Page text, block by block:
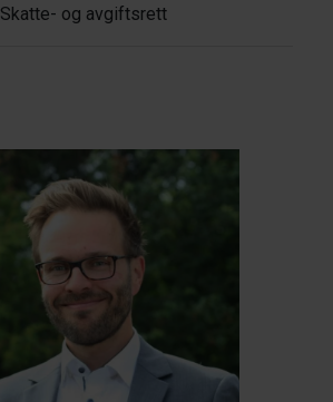
Skatte- og avgiftsrett